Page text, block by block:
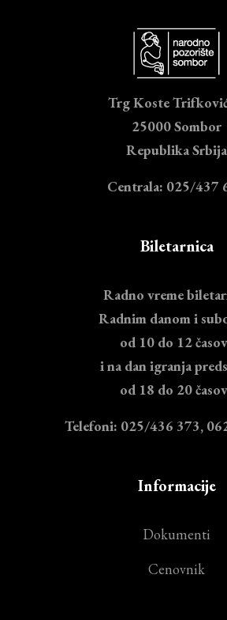
Trg Koste
25000 Sombor
Republika Srbija
Centrala: 025/437
Biletarnica
Radno vreme
Radnim danom i
od 10 do 12
i na dan igranja
od 18 do 20
Telefoni: 025/436 373,
Informacije
Dokumenti
Cenovnik